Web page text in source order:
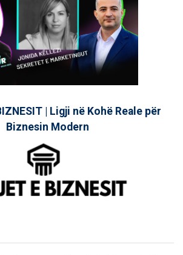
| Ligji në Kohë Reale për
Biznesin Modern